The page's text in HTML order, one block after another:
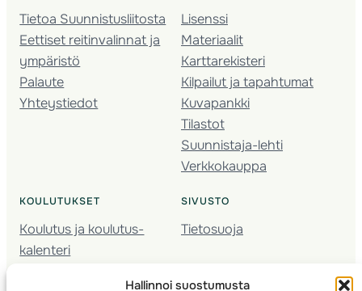
Hallinnoi suostumusta
Tietoa Suunnistusliitosta
Eettiset reitinvalinnat ja
ympäristö
Palaute
Yhteystiedot
Lisenssi
Materiaalit
Karttarekisteri
Kilpailut ja tapahtumat
Kuvapankki
Tilastot
Suunnistaja-lehti
Verkkokauppa
KOULUTUKSET
Koulutus ja koulutus­
kalenteri
SIVUSTO
Tietosuoja